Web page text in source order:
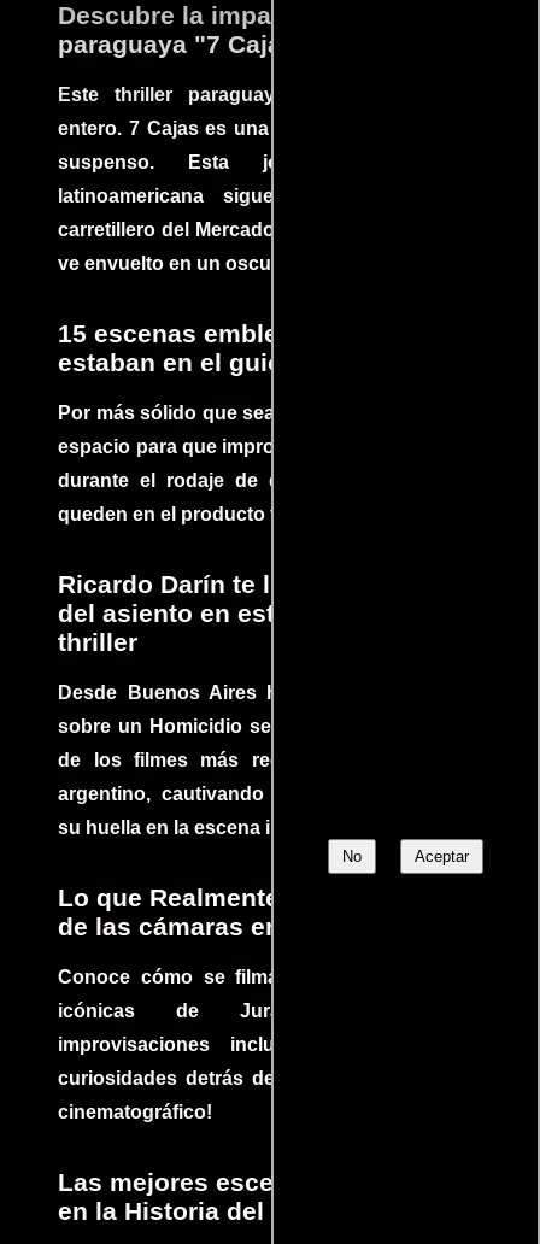
No Aceptar
Descubre la impactante película
paraguaya "7 Cajas"
Este thriller paraguayo cautivó al mundo
entero. 7 Cajas es una explosión de acción y
suspenso. Esta joya cinematográfica
latinoamericana sigue la historia de un
carretillero del Mercado 4 de Asunción que se
ve envuelto en un oscuro mundo de crimen
15 escenas emblemáticas que no
estaban en el guion
Por más sólido que sea un guión siempre hay
espacio para que improvisaciones que se dan
durante el rodaje de determinadas escenas
queden en el producto final.
Ricardo Darín te llevará al borde
del asiento en este increíble
thriller
Desde Buenos Aires hasta el mundo, Tesis
sobre un Homicidio se ha convertido en uno
de los filmes más recomendados del cine
argentino, cautivando audiencias y dejando
su huella en la escena internacional.
Lo que Realmente Sucedió detrás
de las cámaras en Jurassic Park
Conoce cómo se filmaron algunas escenas
icónicas de Jurassic Park, con
improvisaciones incluidas. ¡Descubre las
curiosidades detrás del rodaje de un clásico
cinematográfico!
Las mejores escenas de acción
en la Historia del cine